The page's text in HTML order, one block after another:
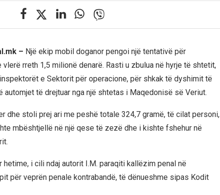
– Një ekip mobil doganor pengoi një tentativë për
rreth 1,5 milionë denarë. Rasti u zbulua në hyrje të shtetit,
e Sektorit për operacione, për shkak të dyshimit të
automjet të drejtuar nga një shtetas i Maqedonisë së Veriut.
dhe stoli prej ari me peshë totale 324,7 gramë, të cilat personi,
mbështjellë në një qese të zezë dhe i kishte fshehur në
hetime, i cili ndaj autorit I.M. paraqiti kallëzim penal në
për veprën penale kontrabandë, të dënueshme sipas Kodit